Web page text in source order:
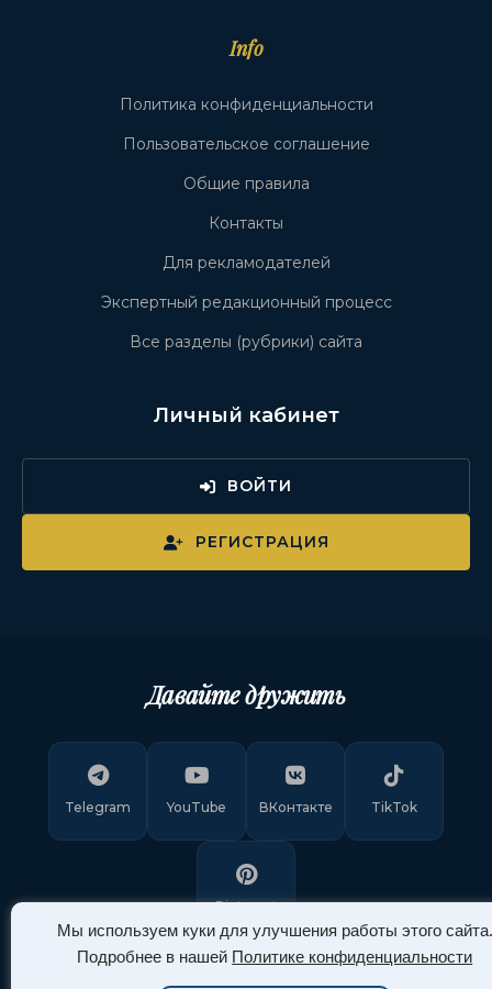
Мы используем куки для улучшения работы этого сайта.
Подробнее в нашей Политике конфиденциальности
Info
Политика конфиденциальности
Пользовательское соглашение
Общие правила
Контакты
Для рекламодателей
Экспертный редакционный процесс
Все разделы (рубрики) сайта
Личный кабинет
ВОЙТИ
РЕГИСТРАЦИЯ
Давайте дружить
Telegram YouTube ВКонтакте TikTok
Pinterest